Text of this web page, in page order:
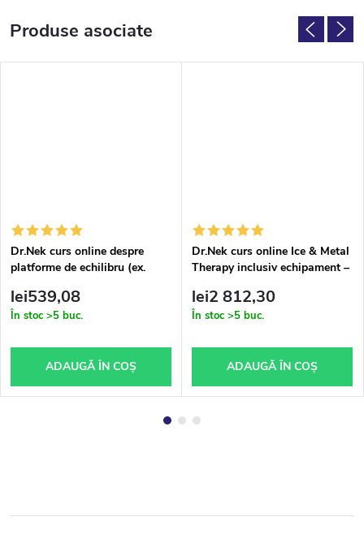
Produse asociate
Dr.Nek curs online despre
platforme de echilibru (ex.
echilibru – versiune online
lei539,08
În stoc >5 buc.
ADAUGĂ ÎN COŞ
Dr.Nek curs online Ice & Metal
Therapy inclusiv echipament –
lei2 812,30
În stoc >5 buc.
ADAUGĂ ÎN COŞ